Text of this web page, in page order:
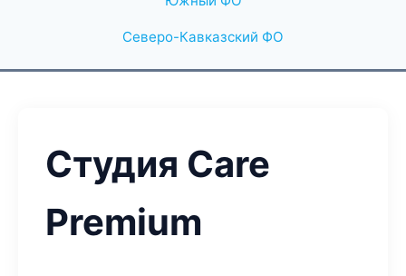
Северо-Кавказский ФО
Студия Care
Premium